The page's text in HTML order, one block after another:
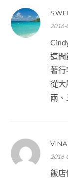
2016-
這間
著
從大
兩、
2016-
飯店